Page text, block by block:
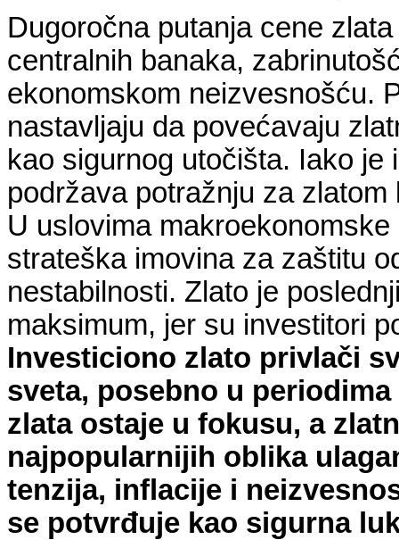
Dugoročna putanja cene
centralnih banaka,
ekonomskom neizvesnošću.
nastavljaju da povećavaju
kao sigurnog utočišta. Iako
podržava potražnju za
U uslovima
strateška imovina za zaštitu
nestabilnosti. Zlato je
maksimum, jer su investitori
Investiciono zlato privlači
sveta, posebno u
zlata ostaje u fokusu, a
najpopularnijih oblika
tenzija, inflacije i
se potvrđuje kao sigurna